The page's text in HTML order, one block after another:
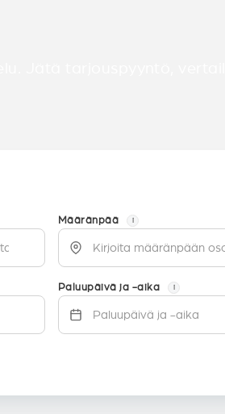
Määränpää i
Paluupäivä ja -aika i